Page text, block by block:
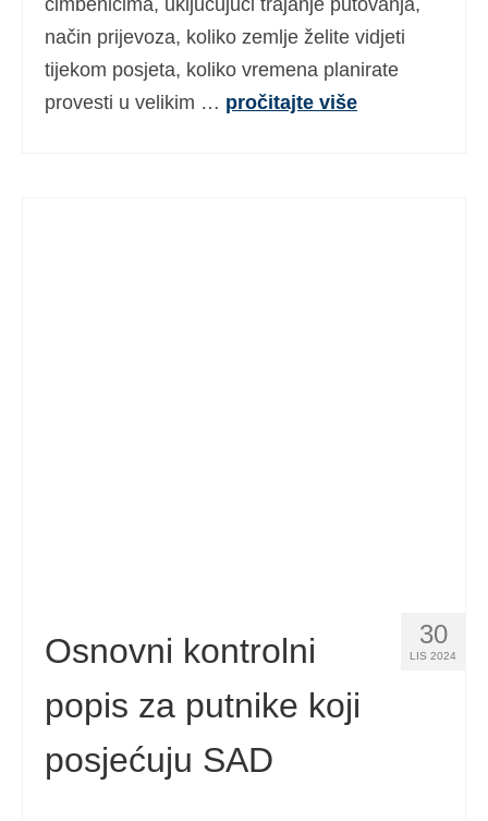
čimbenicima, uključujući trajanje putovanja,
način prijevoza, koliko zemlje želite vidjeti
tijekom posjeta, koliko vremena planirate
provesti u velikim … pročitajte više
30
LIS 2024
Osnovni kontrolni
popis za putnike koji
posjećuju SAD